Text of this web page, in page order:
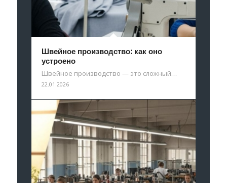
Швейное производство: как оно
устроено
Швейное производство — это сложный…
22.01.2026